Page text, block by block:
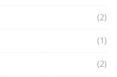
(2)
(1)
(2)